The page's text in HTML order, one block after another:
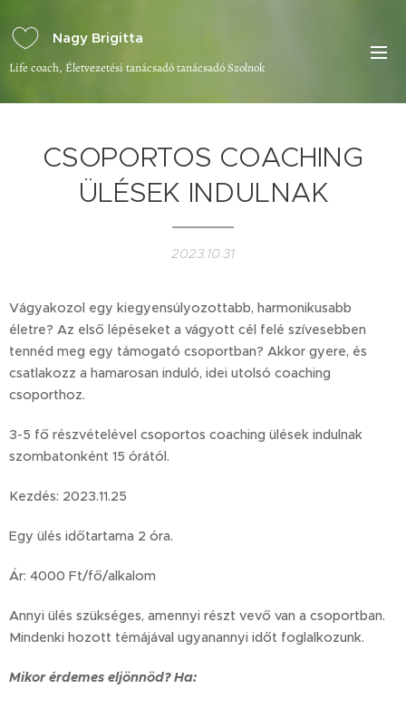
Nagy Brigitta
Life coach, Életvezetési tanácsadó tanácsadó Szolnok
CSOPORTOS COACHING
ÜLÉSEK INDULNAK
2023.10.31
Vágyakozol egy kiegyensúlyozottabb, harmonikusabb
életre? Az első lépéseket a vágyott cél felé szívesebben
tennéd meg egy támogató csoportban? Akkor gyere, és
csatlakozz a hamarosan induló, idei utolsó coaching
csoporthoz.
3-5 fő részvételével csoportos coaching ülések indulnak
szombatonként 15 órától.
Kezdés: 2023.11.25
Egy ülés időtartama 2 óra.
Ár: 4000 Ft/fő/alkalom
Annyi ülés szükséges, amennyi részt vevő van a csoportban.
Mindenki hozott témájával ugyanannyi időt foglalkozunk.
Mikor érdemes eljönnöd? Ha: